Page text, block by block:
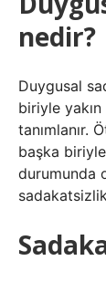
nedir?
Duygusal
biriyle
tanımlanır.
başka
durumunda